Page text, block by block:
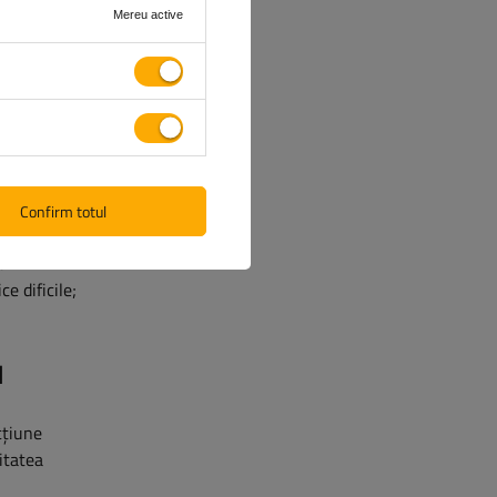
acestea
dificile;
Mereu active
Confirm totul